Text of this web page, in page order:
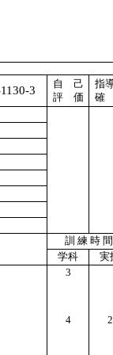
3
自 己
評 価
指
確
訓 練 時 間
学科
実
3
4
2